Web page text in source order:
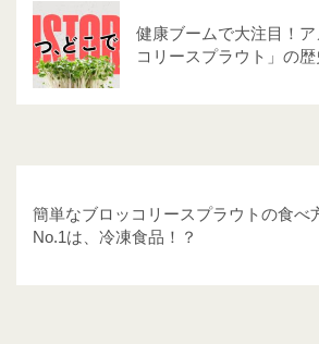
健康ブームで大注目！
コリースプラウト」の歴
簡単なブロッコリースプラウトの食べ
No.1は、冷凍食品！？